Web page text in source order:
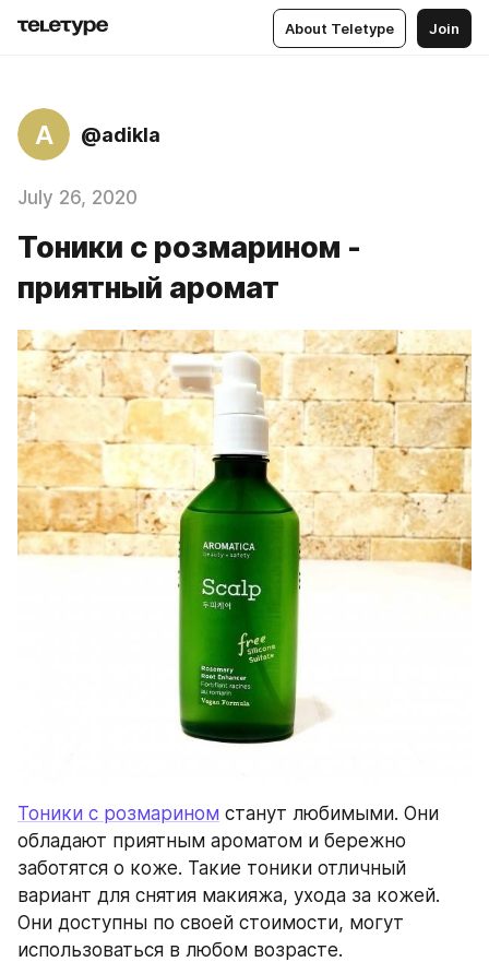
About Teletype Join
A @adikla
July 26, 2020
Тоники с розмарином -
приятный аромат
Тоники с розмарином станут любимыми. Они
обладают приятным ароматом и бережно
заботятся о коже. Такие тоники отличный
вариант для снятия макияжа, ухода за кожей.
Они доступны по своей стоимости, могут
использоваться в любом возрасте.